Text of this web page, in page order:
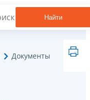
Найти
Документы